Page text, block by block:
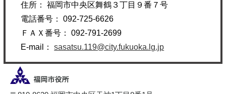
住所： 福岡市中央区舞鶴３丁目９番７号
電話番号： 092-725-6626
ＦＡＸ番号： 092-791-2699
E-mail：sasatsu.119@city.fukuoka.lg.jp